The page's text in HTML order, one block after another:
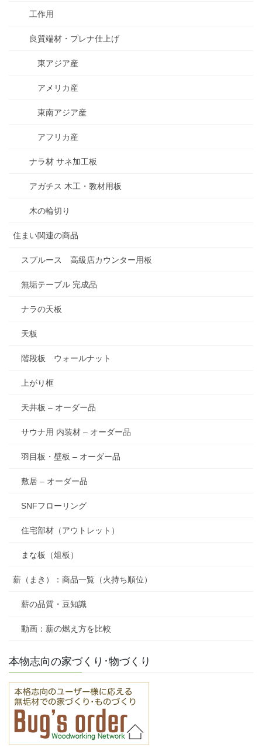
工作用
良質端材・プレナ仕上げ
東アジア産
アメリカ産
東南アジア産
アフリカ産
ナラ材 サネ加工板
アガチス 木工・教材用板
木の輪切り
住まい関連の商品
スプルース 高級店カウンター用板
無垢テーブル 完成品
ナラの天板
天板
階段板 ウォールナット
上がり框
天井板 – オーダー品
サウナ用 内装材 – オーダー品
羽目板・壁板 – オーダー品
敷居 – オーダー品
SNFフローリング
住宅部材（アウトレット）
まな板（俎板）
薪（まき）：商品一覧（火持ち順位）
薪の品質・豆知識
動画：薪の燃え方を比較
本物志向の家づくり･物づくり